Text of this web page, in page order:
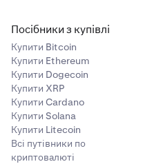
Посібники з купівлі
Купити Bitcoin
Купити Ethereum
Купити Dogecoin
Купити XRP
Купити Cardano
Купити Solana
Купити Litecoin
Всі путівники по
криптовалюті